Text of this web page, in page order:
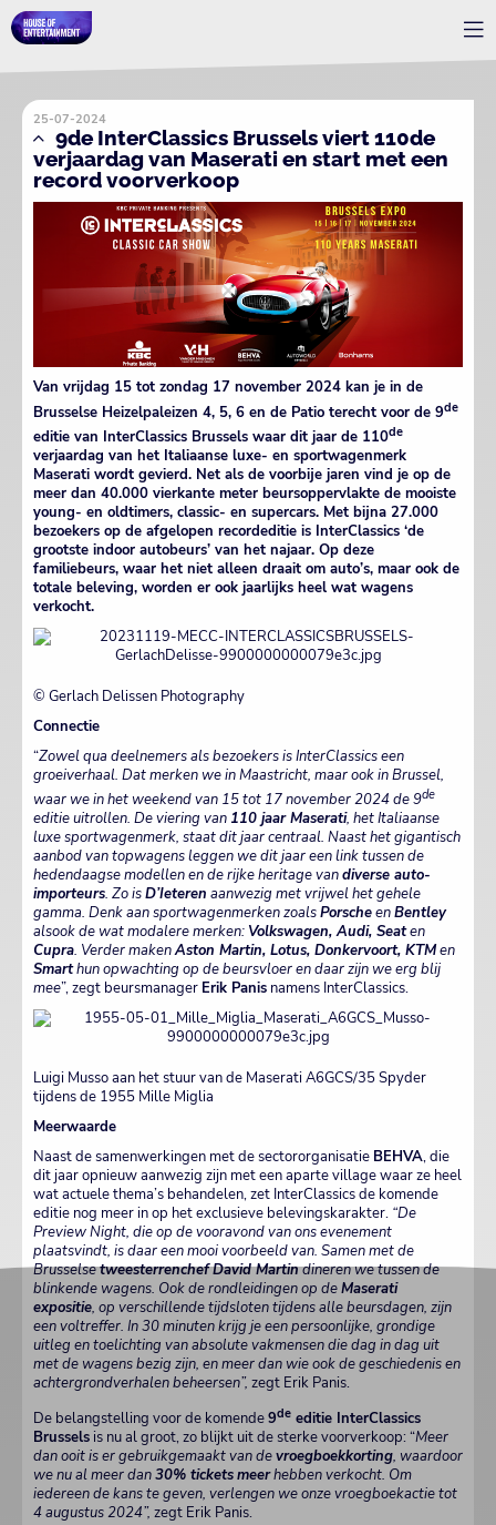
25-07-2024
9de InterClassics Brussels viert 110de
verjaardag van Maserati en start met een
record voorverkoop
Van vrijdag 15 tot zondag 17 november 2024 kan je in de
Brusselse Heizelpaleizen 4, 5, 6 en de Patio terecht voor de 9de
editie van InterClassics Brussels waar dit jaar de 110de
verjaardag van het Italiaanse luxe- en sportwagenmerk
Maserati wordt gevierd. Net als de voorbije jaren vind je op de
meer dan 40.000 vierkante meter beursoppervlakte de mooiste
young- en oldtimers, classic- en supercars. Met bijna 27.000
bezoekers op de afgelopen recordeditie is InterClassics ‘de
grootste indoor autobeurs’ van het najaar. Op deze
familiebeurs, waar het niet alleen draait om auto’s, maar ook de
totale beleving, worden er ook jaarlijks heel wat wagens
verkocht.
© Gerlach Delissen Photography
Connectie
“Zowel qua deelnemers als bezoekers is InterClassics een
groeiverhaal. Dat merken we in Maastricht, maar ook in Brussel,
waar we in het weekend van 15 tot 17 november 2024 de 9de
editie uitrollen. De viering van 110 jaar Maserati, het Italiaanse
luxe sportwagenmerk, staat dit jaar centraal. Naast het gigantisch
aanbod van topwagens leggen we dit jaar een link tussen de
hedendaagse modellen en de rijke heritage vandiverse auto-
importeurs. Zo isD’Ieteren aanwezig met vrijwel het gehele
gamma. Denk aan sportwagenmerken zoalsPorscheenBentley
alsook de wat modalere merken: Volkswagen, Audi, Seaten
Cupra. Verder makenAston Martin, Lotus, Donkervoort, KTMen
Smarthun opwachting op de beursvloer en daar zijn we erg blij
mee”, zegt beursmanager Erik Panis namens InterClassics.
Luigi Musso aan het stuur van de Maserati A6GCS/35 Spyder
tijdens de 1955 Mille Miglia
Meerwaarde
Naast de samenwerkingen met de sectororganisatie BEHVA, die
dit jaar opnieuw aanwezig zijn met een aparte village waar ze heel
wat actuele thema’s behandelen, zet InterClassics de komende
editie nog meer in op het exclusieve belevingskarakter. “De
Preview Night, die op de vooravond van ons evenement
plaatsvindt, is daar een mooi voorbeeld van. Samen met de
BrusselsetweesterrenchefDavid Martindineren we tussen de
blinkende wagens. Ook de rondleidingen op deMaserati
expositie, op verschillende tijdsloten tijdens alle beursdagen, zijn
een voltreffer. In 30 minuten krijg je een persoonlijke, grondige
uitleg en toelichting van absolute vakmensen die dag in dag uit
met de wagens bezig zijn, en meer dan wie ook de geschiedenis en
achtergrondverhalen beheersen”, zegt Erik Panis.
De belangstelling voor de komende9de editie InterClassics
Brussels is nu al groot, zo blijkt uit de sterke voorverkoop: “Meer
dan ooit is er gebruikgemaakt van devroegboekkorting, waardoor
we nu al meer dan30% ticketsmeerhebben verkocht. Om
iedereen de kans te geven, verlengen we onze vroegboekactie tot
4 augustus 2024”, zegt Erik Panis.